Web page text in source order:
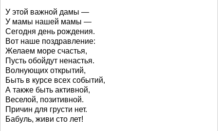
У этой важной дамы —
У мамы нашей мамы —
Сегодня день рождения.
Вот наше поздравление:
Желаем море счастья,
Пусть обойдут ненастья.
Волнующих открытий,
Быть в курсе всех событий,
А также быть активной,
Веселой, позитивной.
Причин для грусти нет.
Бабуль, живи сто лет!